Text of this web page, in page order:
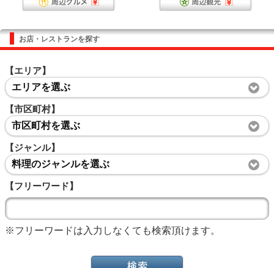
お店・レストランを探す
【エリア】
エリアを選ぶ
【市区町村】
市区町村を選ぶ
【ジャンル】
料理のジャンルを選ぶ
【フリーワード】
※フリーワードは入力しなくても検索頂けます。